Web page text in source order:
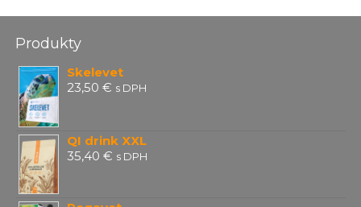
Produkty
Skelevet
23,50€ s DPH
QI drink XXL
35,40€ s DPH